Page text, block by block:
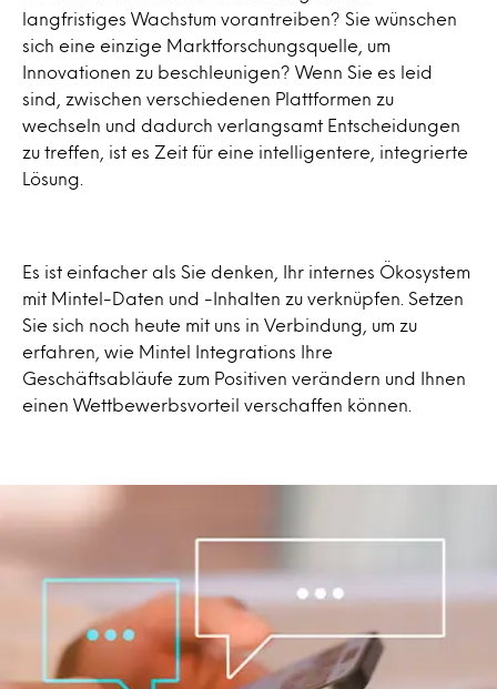
langfristiges Wachstum vorantreiben? Sie wünschen
sich eine einzige Marktforschungsquelle, um
Innovationen zu beschleunigen? Wenn Sie es leid
sind, zwischen verschiedenen Plattformen zu
wechseln und dadurch verlangsamt Entscheidungen
zu treffen, ist es Zeit für eine intelligentere, integrierte
Lösung.
Es ist einfacher als Sie denken, Ihr internes Ökosystem
mit Mintel-Daten und -Inhalten zu verknüpfen. Setzen
Sie sich noch heute mit uns in Verbindung, um zu
erfahren, wie Mintel Integrations Ihre
Geschäftsabläufe zum Positiven verändern und Ihnen
einen Wettbewerbsvorteil verschaffen können.